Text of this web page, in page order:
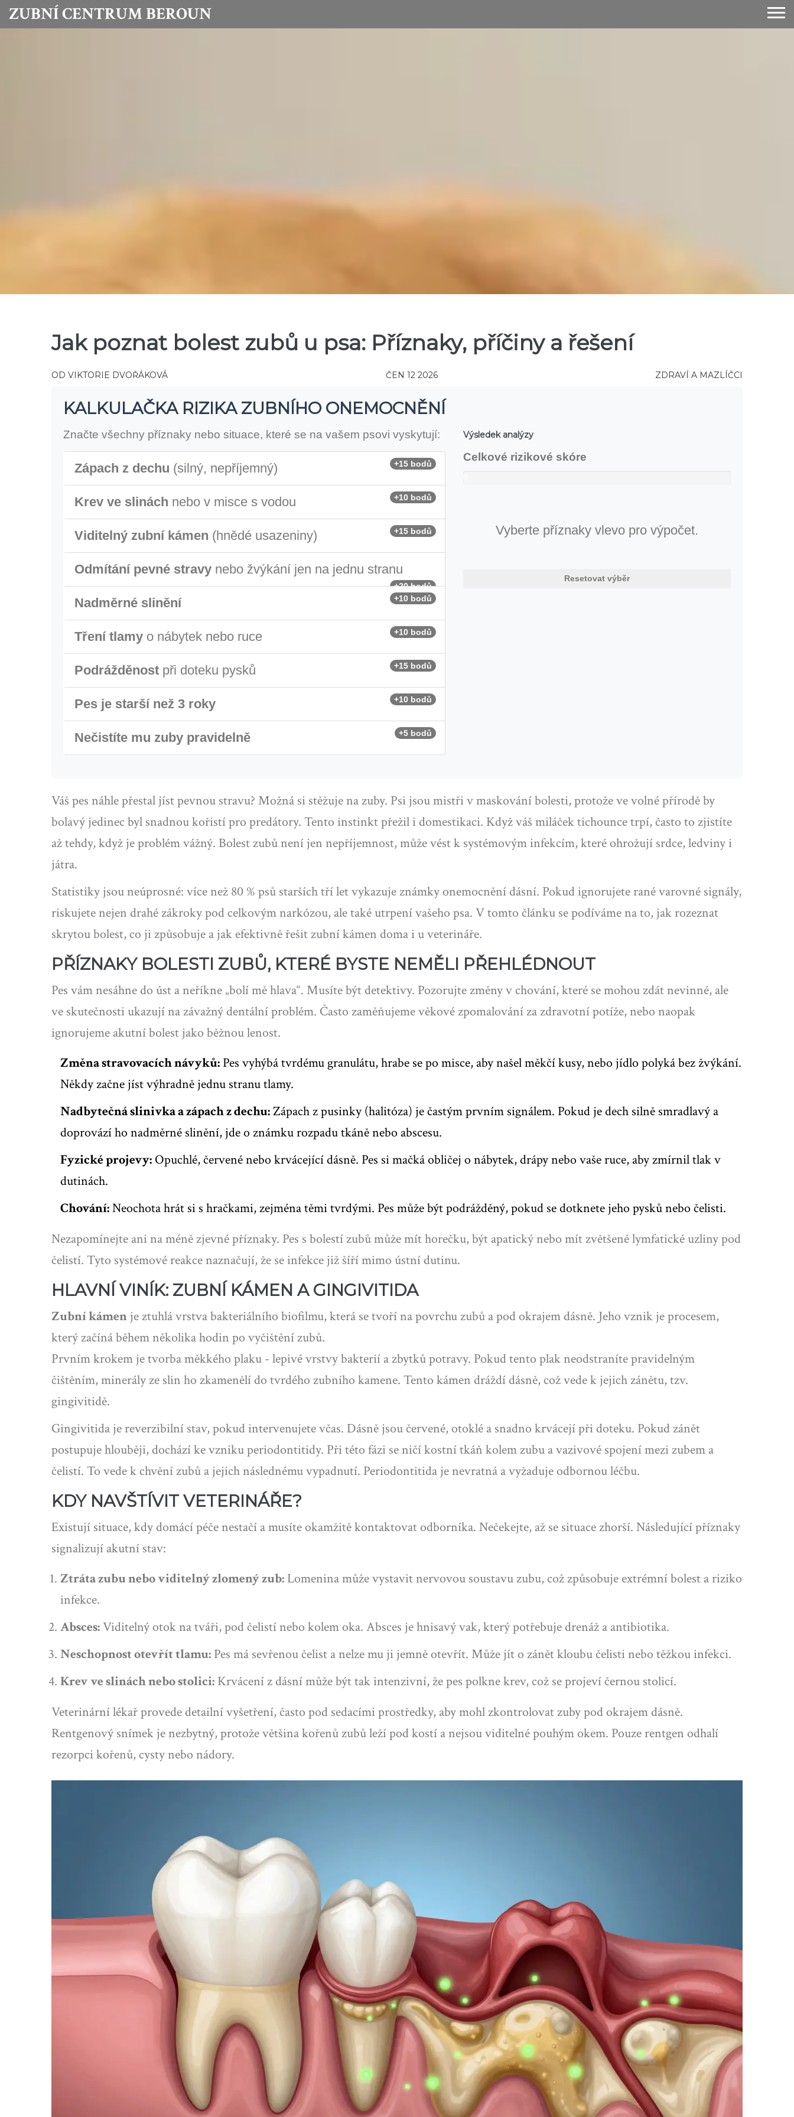
ZUBNÍ CENTRUM BEROUN
Jak poznat bolest zubů u psa: Příznaky, příčiny a řešení
OD VIKTORIE DVOŘÁKOVÁ ČEN 12 2026 ZDRAVÍ A MAZLÍČCI
KALKULAČKA RIZIKA ZUBNÍHO ONEMOCNĚNÍ
Značte všechny příznaky nebo situace, které se na vašem psovi vyskytují:
Zápach z dechu (silný, nepříjemný) +15 bodů
Krev ve slinách nebo v misce s vodou +10 bodů
Viditelný zubní kámen (hnědé usazeniny) +15 bodů
Odmítání pevné stravy nebo žvýkání jen na jednu stranu
+20 bodů
Nadměrné slinění +10 bodů
Tření tlamy o nábytek nebo ruce +10 bodů
Podrážděnost při doteku pysků +15 bodů
Pes je starší než 3 roky +10 bodů
Nečistíte mu zuby pravidelně +5 bodů
Výsledek analýzy
Celkové rizikové skóre
Vyberte příznaky vlevo pro výpočet.
Resetovat výběr
Váš pes náhle přestal jíst pevnou stravu? Možná si stěžuje na zuby. Psi jsou mistři v maskování bolesti, protože ve volné přírodě by
bolavý jedinec byl snadnou kořistí pro predátory. Tento instinkt přežil i domestikaci. Když váš miláček tichounce trpí, často to zjistíte
až tehdy, když je problém vážný. Bolest zubů není jen nepříjemnost, může vést k systémovým infekcím, které ohrožují srdce, ledviny i
játra.
Statistiky jsou neúprosné: více než 80 % psů starších tří let vykazuje známky onemocnění dásní. Pokud ignorujete rané varovné signály,
riskujete nejen drahé zákroky pod celkovým narkózou, ale také utrpení vašeho psa. V tomto článku se podíváme na to, jak rozeznat
skrytou bolest, co ji způsobuje a jak efektivně řešit zubní kámen doma i u veterináře.
PŘÍZNAKY BOLESTI ZUBŮ, KTERÉ BYSTE NEMĚLI PŘEHLÉDNOUT
Pes vám nesáhne do úst a neříkne „bolí mě hlava“. Musíte být detektivy. Pozorujte změny v chování, které se mohou zdát nevinné, ale
ve skutečnosti ukazují na závažný dentální problém. Často zaměňujeme věkové zpomalování za zdravotní potíže, nebo naopak
ignorujeme akutní bolest jako běžnou lenost.
Změna stravovacích návyků: Pes vyhýbá tvrdému granulátu, hrabe se po misce, aby našel měkčí kusy, nebo jídlo polyká bez žvýkání.
Někdy začne jíst výhradně jednu stranu tlamy.
Nadbytečná slinivka a zápach z dechu:Zápach z pusinky (halitóza) je častým prvním signálem. Pokud je dech silně smradlavý a
doprovází ho nadměrné slinění, jde o známku rozpadu tkáně nebo abscesu.
Fyzické projevy: Opuchlé, červené nebo krvácející dásně. Pes si mačká obličej o nábytek, drápy nebo vaše ruce, aby zmírnil tlak v
dutinách.
Chování:Neochota hrát si s hračkami, zejména těmi tvrdými. Pes může být podrážděný, pokud se dotknete jeho pysků nebo čelisti.
Nezapomínejte ani na méně zjevné příznaky. Pes s bolestí zubů může mít horečku, být apatický nebo mít zvětšené lymfatické uzliny pod
čelistí. Tyto systémové reakce naznačují, že se infekce již šíří mimo ústní dutinu.
HLAVNÍ VINÍK: ZUBNÍ KÁMEN A GINGIVITIDA
Zubní kámen jeztuhlá vrstva bakteriálního biofilmu, která se tvoří na povrchu zubů a pod okrajem dásně. Jeho vznik je procesem,
který začíná během několika hodin po vyčištění zubů.
Prvním krokem je tvorba měkkého plaku - lepivé vrstvy bakterií a zbytků potravy. Pokud tento plak neodstraníte pravidelným
čištěním, minerály ze slin ho zkamenělí do tvrdého zubního kamene. Tento kámen dráždí dásně, což vede k jejich zánětu, tzv.
gingivitidě.
Gingivitida je reverzibilní stav, pokud intervenujete včas. Dásně jsou červené, otoklé a snadno krvácejí při doteku. Pokud zánět
postupuje hlouběji, dochází ke vzniku periodontitidy. Při této fázi se ničí kostní tkáň kolem zubu a vazivové spojení mezi zubem a
čelistí. To vede k chvění zubů a jejich následnému vypadnutí. Periodontitida je nevratná a vyžaduje odbornou léčbu.
KDY NAVŠTÍVIT VETERINÁŘE?
Existují situace, kdy domácí péče nestačí a musíte okamžitě kontaktovat odborníka. Nečekejte, až se situace zhorší. Následující příznaky
signalizují akutní stav:
Ztráta zubu nebo viditelný zlomený zub: Lomenina může vystavit nervovou soustavu zubu, což způsobuje extrémní bolest a riziko
infekce.
Absces:Viditelný otok na tváři, pod čelistí nebo kolem oka. Absces je hnisavý vak, který potřebuje drenáž a antibiotika.
Neschopnost otevřít tlamu: Pes má sevřenou čelist a nelze mu ji jemně otevřít. Může jít o zánět kloubu čelisti nebo těžkou infekci.
Krev ve slinách nebo stolici: Krvácení z dásní může být tak intenzivní, že pes polkne krev, což se projeví černou stolicí.
Veterinární lékař provede detailní vyšetření, často pod sedacími prostředky, aby mohl zkontrolovat zuby pod okrajem dásně.
Rentgenový snímek je nezbytný, protože většina kořenů zubů leží pod kostí a nejsou viditelné pouhým okem. Pouze rentgen odhalí
rezorpci kořenů, cysty nebo nádory.